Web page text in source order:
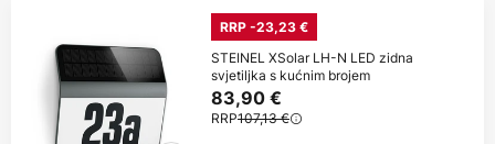
RRP -23,23 €
STEINEL XSolar LH-N LED zidna
svjetiljka s kućnim brojem
83,90 €
RRP107,13 €